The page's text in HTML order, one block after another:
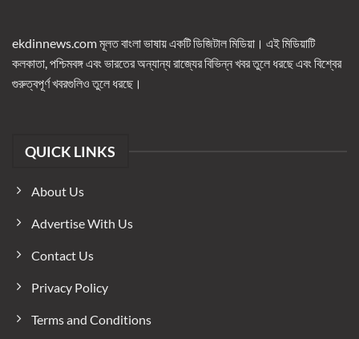
ekdinnews.com মূলত বাংলা ভাষায় একটি ডিজিটাল মিডিয়া। এই মিডিয়াটি
কলকাতা, পশ্চিমবঙ্গ এবং ভারতের অন্যান্য রাজ্যের বিভিন্ন খবর তুলে ধরছে এবং বিশ্বের
গুরুত্বপূর্ণ খবরগুলিও তুলে ধরছে।
QUICK LINKS
About Us
Advertise With Us
Contact Us
Privacy Policy
Terms and Conditions